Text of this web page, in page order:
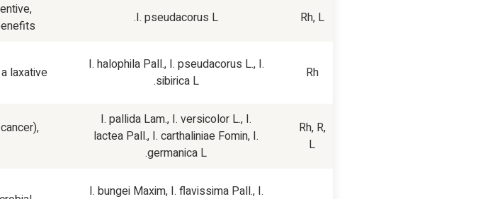
Rh, L
I. pseudacorus L.
Rh
I. halophilaPall., I. pseudacorus L., I.
sibiricaL.
laxative
Rh, R,
L
I. pallida Lam., I. versicolor L., I.
lactea Pall., I. carthaliniae Fomin, I.
germanica L.
I. bungeiMaxim, I. flavissimaPall., I.